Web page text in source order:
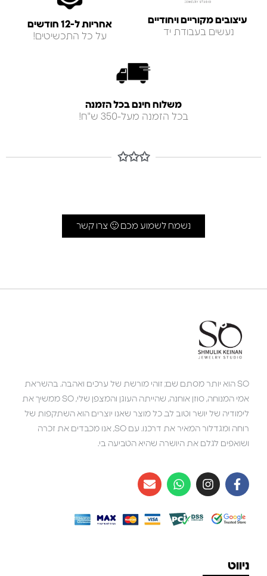
עיצובים מקוריים ויחודיים
נעשים בעבודת יד
אחריות ל-12 חודשים
על כל התכשיטים!
משלוח חינם בכל הזמנה
בכל הזמנה מעל-350 ש"ח!
✩✩✩
נשמח לשמוע מכם 🙂 צרו קשר
SO הוא יותר מסתם שם; זוהי מורשת של ערכים ואהבה. בהשראת
אמי המנוחה, סוזן אוחנה, שהייתה העוגן והמצפן שלי, SO ממשיך את
לימודיה של יושר וטוב לב. כל מוצר שאנו יוצרים הוא השתקפות של
רוחה ומגדלור המאיר את דרכנו. עם SO, אנו מכבדים את זכרה
ושואפים לגלם את היושרה שהיא הטביעה בי.
ניווט